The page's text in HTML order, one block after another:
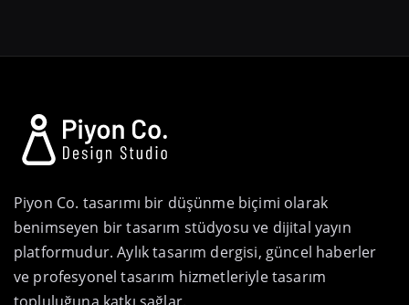
Piyon Co. tasarımı bir düşünme biçimi olarak
benimseyen bir tasarım stüdyosu ve dijital yayın
platformudur. Aylık tasarım dergisi, güncel haberler
ve profesyonel tasarım hizmetleriyle tasarım
topluluğuna katkı sağlar.